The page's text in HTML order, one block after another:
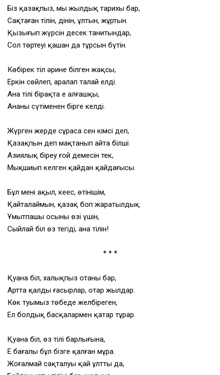
Біз қазақпыз, мың жылдық тарихы бар,
Сақтаған тілін, дінін, ұлтын, жұртын.
Қызығып жүрсін десек танитындар,
Сол төртеуі қашан да тұрсын бүтін.
Көбірек тіл әрине білген жақсы,
Еркін сөйлеп, аралап талай елді.
Ана тілің бірақта ең алғашқы,
Анаңның сүтіменен бірге келді.
Жүрген жерде сұраса сен кімсің деп,
Қазақпын деп мақтанып айта білші.
Азиялық біреу ғой демесін тек,
Мықшиып келген қайдан қайдағысы.
Бұл менің ақыл, кеңес, өтінішім,
Қайталаймын, қазақ боп жаратылдық.
Ұмытпашы осыны өзің үшін,
Сыйлай біл өз тегіңді, ана тілін!
* * *
Қуана біл, халықпыз отаны бар,
Артта қалды ғасырлар, отар жылдар.
Көк туымыз төбеде желбіреген,
Ел болдық басқалармен қатар тұрар.
Қуана біл, өз тілің барлығына,
Ең бағалы бұл бізге қалған мұра.
Жоғалмай сақталуы қай ұлттың да,